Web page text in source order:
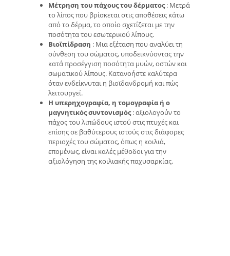
Μέτρηση του πάχους του δέρματος: Μετρά
το λίπος που βρίσκεται στις αποθέσεις κάτω
από το δέρμα, το οποίο σχετίζεται με την
ποσότητα του εσωτερικού λίπους.
Βιοϊπίδραση : Μια εξέταση που αναλύει τη
σύνθεση του σώματος, υποδεικνύοντας την
κατά προσέγγιση ποσότητα μυών, οστών και
σωματικού λίπους. Κατανοήστε καλύτερα
όταν ενδείκνυται η βιοϊδανδρομή και πώς
λειτουργεί.
Η υπερηχογραφία, η τομογραφία ή ο
μαγνητικός συντονισμός: αξιολογούν το
πάχος του λιπώδους ιστού στις πτυχές και
επίσης σε βαθύτερους ιστούς στις διάφορες
περιοχές του σώματος, όπως η κοιλιά,
επομένως, είναι καλές μέθοδοι για την
αξιολόγηση της κοιλιακής παχυσαρκίας.